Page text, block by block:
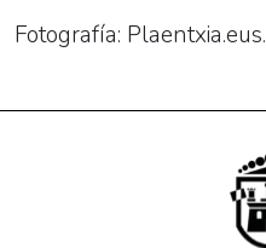
Fotografía: Plaentxia.eus.